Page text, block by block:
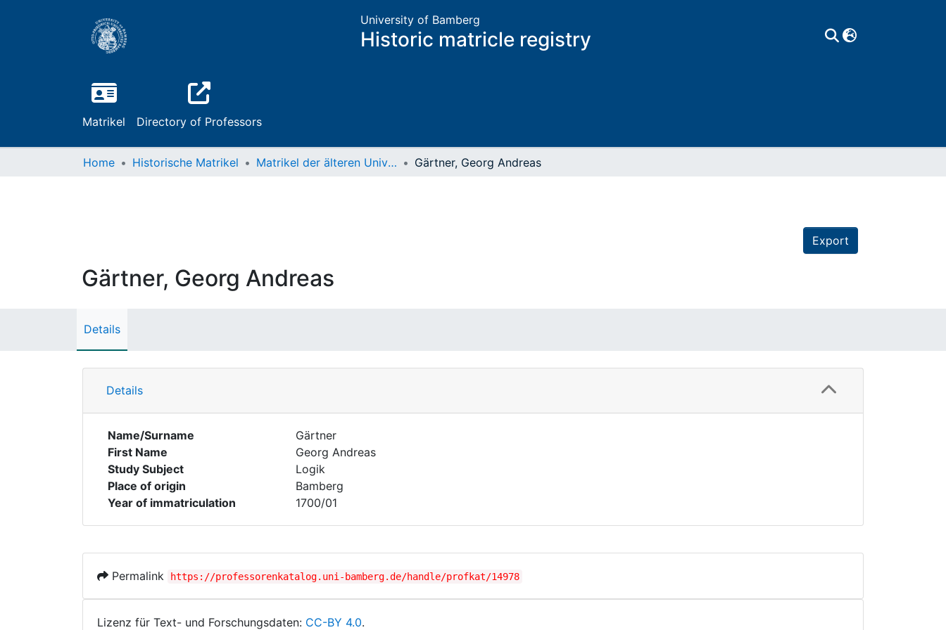
University of Bamberg
Historic matricle registry
Matrikel Directory of Professors
Home Historische Matrikel Matrikel der älteren Universität Gärtner, Georg Andreas
Export
Gärtner, Georg Andreas
Details
Details
Name/Surname
Gärtner
First Name
Georg Andreas
Study Subject
Logik
Place of origin
Bamberg
Year of immatriculation
1700/01
Permalink https://professorenkatalog.uni-bamberg.de/handle/profkat/14978
Lizenz für Text- und Forschungsdaten: CC-BY 4.0.